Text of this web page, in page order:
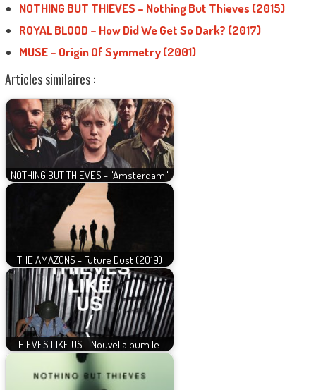
NOTHING BUT THIEVES – Nothing But Thieves (2015)
ROYAL BLOOD – How Did We Get So Dark? (2017)
MUSE – Origin Of Symmetry (2001)
Articles similaires :
NOTHING BUT THIEVES - "Amsterdam"
THE AMAZONS - Future Dust (2019)
THIEVES LIKE US - Nouvel album le…